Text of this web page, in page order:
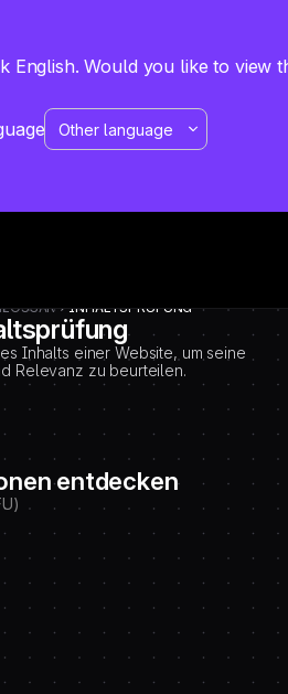
CMS DEFINITIONS / LEXIQUE
CMS Definitions > Page settings >
English. Would you like to view
INHALTSPRÜFUNG
Inhalts einer Website, um seine
Relevanz zu beurteilen.
entdecken